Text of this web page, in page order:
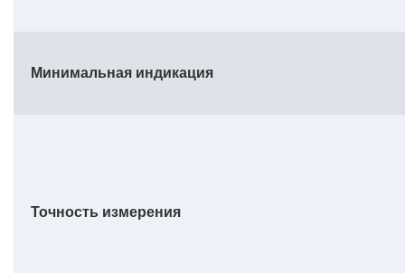
Минимальная индикация
Точность измерения